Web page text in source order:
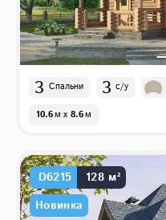
3 Спальни 3 с/у
10.6м x 8.6м
D6215
128 м²
Новинка